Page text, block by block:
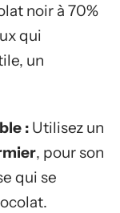
noir à 70%
qui
un
: Utilisez un
, pour son
qui se